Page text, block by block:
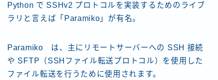
Python で SSHv2 プロトコルを実装するためのライブ
ラリと言えば「Paramiko」が有名。
Paramiko は、主にリモートサーバーへの SSH 接続
や SFTP（SSHファイル転送プロトコル）を使用した
ファイル転送を行うために使用されます。